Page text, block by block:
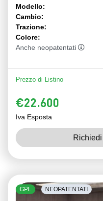
Modello:
Cambio:
Trazione:
Colore:
Anche neopatentati
Prezzo di Listino
€22.600
Iva Esposta
GPL NEOPATENTATI